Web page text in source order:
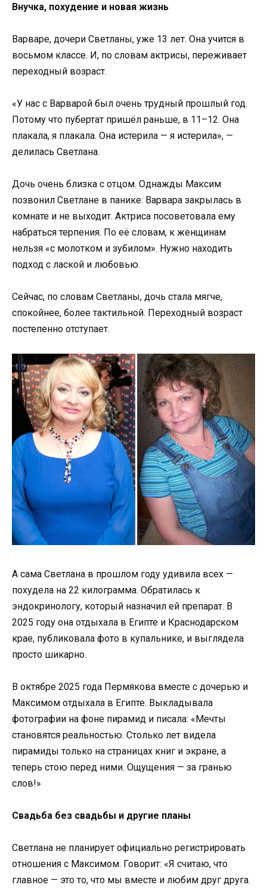
Внучка, похудение и новая жизнь
Варваре, дочери Светланы, уже 13 лет. Она учится в
восьмом классе. И, по словам актрисы, переживает
переходный возраст.
«У нас с Варварой был очень трудный прошлый год.
Потому что пубертат пришёл раньше, в 11–12. Она
плакала, я плакала. Она истерила — я истерила», —
делилась Светлана.
Дочь очень близка с отцом. Однажды Максим
позвонил Светлане в панике: Варвара закрылась в
комнате и не выходит. Актриса посоветовала ему
набраться терпения. По её словам, к женщинам
нельзя «с молотком и зубилом». Нужно находить
подход с лаской и любовью.
Сейчас, по словам Светланы, дочь стала мягче,
спокойнее, более тактильной. Переходный возраст
постепенно отступает.
А сама Светлана в прошлом году удивила всех —
похудела на 22 килограмма. Обратилась к
эндокринологу, который назначил ей препарат. В
2025 году она отдыхала в Египте и Краснодарском
крае, публиковала фото в купальнике, и выглядела
просто шикарно.
В октябре 2025 года Пермякова вместе с дочерью и
Максимом отдыхала в Египте. Выкладывала
фотографии на фоне пирамид и писала: «Мечты
становятся реальностью. Столько лет видела
пирамиды только на страницах книг и экране, а
теперь стою перед ними. Ощущения — за гранью
слов!»
Свадьба без свадьбы и другие планы
Светлана не планирует официально регистрировать
отношения с Максимом. Говорит: «Я считаю, что
главное — это то, что мы вместе и любим друг друга.